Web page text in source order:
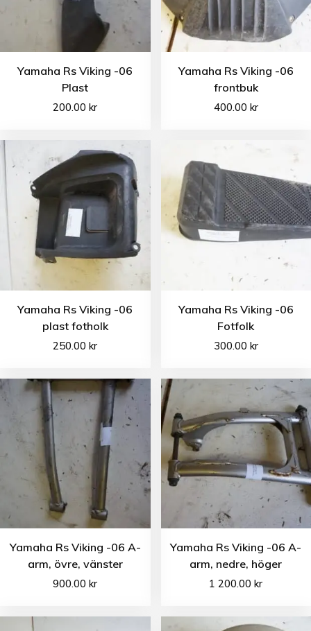
Yamaha Rs Viking -06
Plast
200.00kr
Yamaha Rs Viking -06
frontbuk
400.00 kr
Yamaha Rs Viking -06
plast fotholk
250.00kr
Yamaha Rs Viking -06
Fotfolk
300.00 kr
Yamaha Rs Viking -06 A-
arm, övre, vänster
900.00kr
Yamaha Rs Viking -06 A-
arm, nedre, höger
1 200.00kr